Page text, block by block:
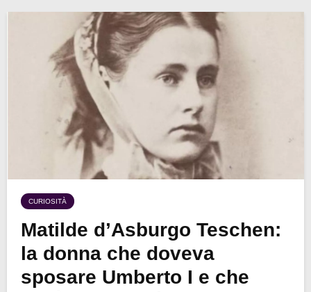
CURIOSITÀ
Matilde d’Asburgo Teschen:
la donna che doveva
sposare Umberto I e che